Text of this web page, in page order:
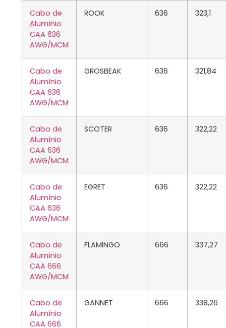
Cabo de
Alumínio
CAA 636
AWG/MCM
ROOK 636 323,1
Cabo de
Alumínio
CAA 636
AWG/MCM
GROSBEAK 636 321,84
Cabo de
Alumínio
CAA 636
AWG/MCM
SCOTER 636 322,22
Cabo de
Alumínio
CAA 636
AWG/MCM
EGRET 636 322,22
Cabo de
Alumínio
CAA 666
AWG/MCM
FLAMINGO 666 337,27
Cabo de
Alumínio
CAA 666
GANNET 666 338,26